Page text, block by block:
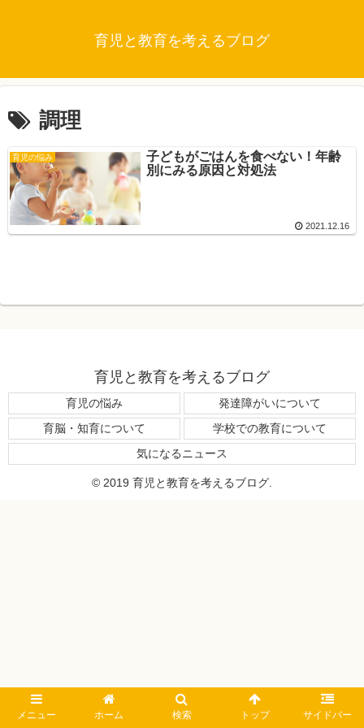
育児と教育を考えるブログ
調理
育児の悩み
子どもがごはんを食べない！年齢
別にみる原因と対処法
2021.12.16
育児と教育を考えるブログ
育児の悩み
発達障がいについて
育脳・知育について
学校での教育について
気になるニュース
© 2019 育児と教育を考えるブログ.
メニュー ホーム 検索 トップ サイドバー